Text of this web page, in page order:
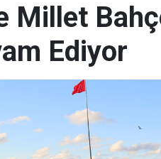
Millet
Ediyor